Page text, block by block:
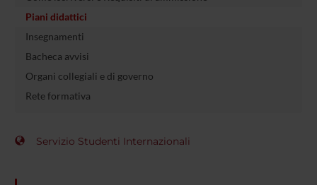
Piani didattici
Insegnamenti
Bacheca avvisi
Organi collegiali e di governo
Rete formativa
Servizio Studenti Internazionali